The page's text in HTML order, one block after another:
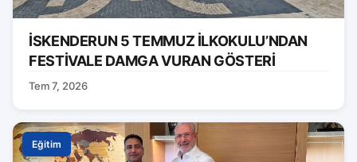
İSKENDERUN 5 TEMMUZ İLKOKULU’NDAN
FESTİVALE DAMGA VURAN GÖSTERİ
Tem 7, 2026
Eğitim